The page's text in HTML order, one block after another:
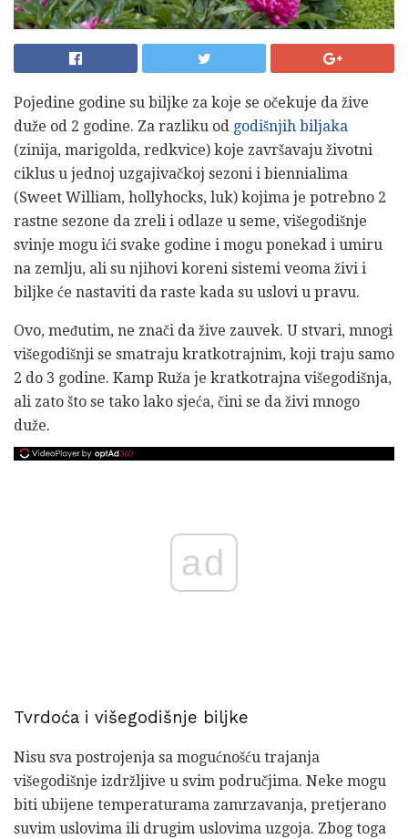
Pojedine godine su biljke za koje se očekuje da žive
duže od 2 godine. Za razliku od godišnjih biljaka
(zinija, marigolda, redkvice) koje završavaju životni
ciklus u jednoj uzgajivačkoj sezoni i biennialima
(Sweet William, hollyhocks, luk) kojima je potrebno 2
rastne sezone da zreli i odlaze u seme, višegodišnje
svinje mogu ići svake godine i mogu ponekad i umiru
na zemlju, ali su njihovi koreni sistemi veoma živi i
biljke će nastaviti da raste kada su uslovi u pravu.
Ovo, međutim, ne znači da žive zauvek. U stvari, mnogi
višegodišnji se smatraju kratkotrajnim, koji traju samo
2 do 3 godine. Kamp Ruža je kratkotrajna višegodišnja,
ali zato što se tako lako sjeća, čini se da živi mnogo
duže.
ad
Tvrdoća i višegodišnje biljke
Nisu sva postrojenja sa mogućnošću trajanja
višegodišnje izdržljive u svim područjima. Neke mogu
biti ubijene temperaturama zamrzavanja, pretjerano
suvim uslovima ili drugim uslovima uzgoja. Zbog toga